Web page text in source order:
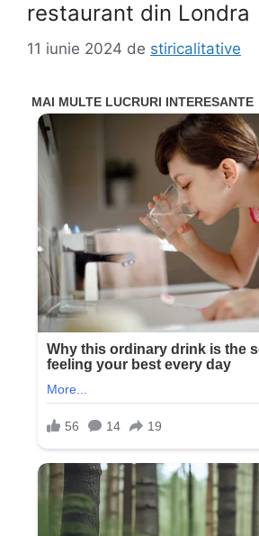
restaurant din Londra
11 iunie 2024 de stiricalitative